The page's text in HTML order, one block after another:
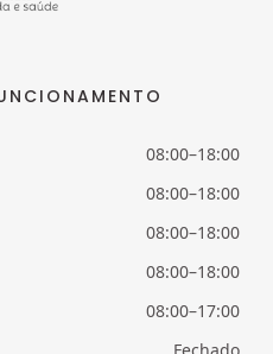
08:00–18:00
08:00–18:00
08:00–18:00
08:00–18:00
08:00–17:00